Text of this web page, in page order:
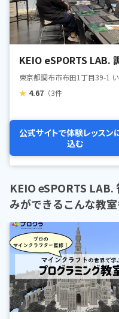
KEIO eSPORTS LAB.
東京都調布市布田1丁目39-1
★ 4.67 （3件
公式サイトで体験レッスン
込む
KEIO eSPORTS
みができるこんな教